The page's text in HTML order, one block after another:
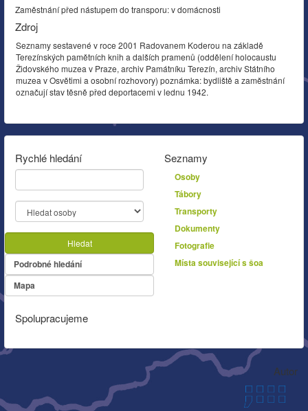
Zaměstnání před nástupem do transporu: v domácnosti
Zdroj
Seznamy sestavené v roce 2001 Radovanem Koderou na základě
Terezínských pamětních knih a dalších pramenů (oddělení holocaustu
Židovského muzea v Praze, archiv Památníku Terezín, archiv Státního
muzea v Osvětimi a osobní rozhovory) poznámka: bydliště a zaměstnání
označují stav těsně před deportacemi v lednu 1942.
Rychlé hledání
Hledat
Podrobné hledání
Mapa
Seznamy
Osoby
Tábory
Transporty
Dokumenty
Fotografie
Místa související s šoa
Spolupracujeme
Autor